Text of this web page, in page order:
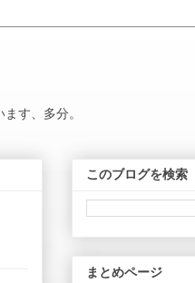
す、多分。
このブログを検索
まとめページ